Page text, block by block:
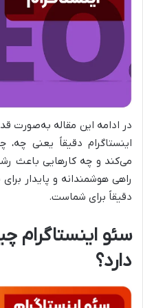
در ادامه این مقاله به‌صورت
اینستاگرام دقیقاً یعنی چه،
می‌کند و چه کارهایی باعث
راهی هوشمندانه و پایدار
دقیقاً برای شماست.
سئو اینستاگرام
دارد؟